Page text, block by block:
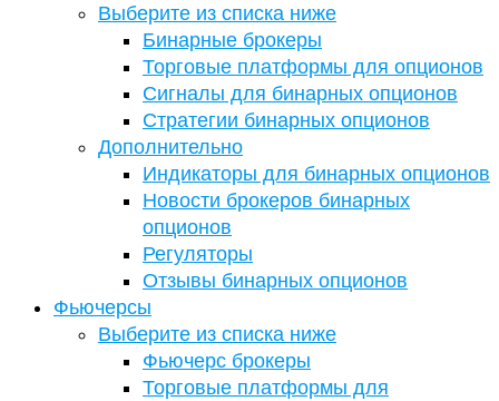
Выберите из списка ниже
Бинарные брокеры
Торговые платформы для опционов
Сигналы для бинарных опционов
Стратегии бинарных опционов
Дополнительно
Индикаторы для бинарных опционов
Новости брокеров бинарных
опционов
Регуляторы
Отзывы бинарных опционов
Фьючерсы
Выберите из списка ниже
Фьючерс брокеры
Торговые платформы для